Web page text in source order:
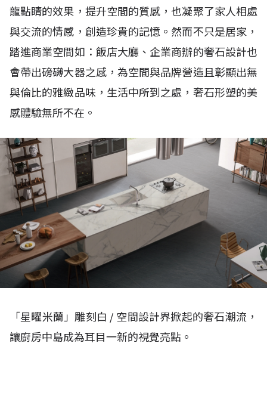
龍點睛的效果，提升空間的質感，也凝聚了家人相處
與交流的情感，創造珍貴的記憶。然而不只是居家，
踏進商業空間如：飯店大廳、企業商辦的奢石設計也
會帶出磅礴大器之感，為空間與品牌營造且彰顯出無
與倫比的雅緻品味，生活中所到之處，奢石形塑的美
感體驗無所不在。
「星曜米蘭」雕刻白 / 空間設計界掀起的奢石潮流，
讓廚房中島成為耳目一新的視覺亮點。